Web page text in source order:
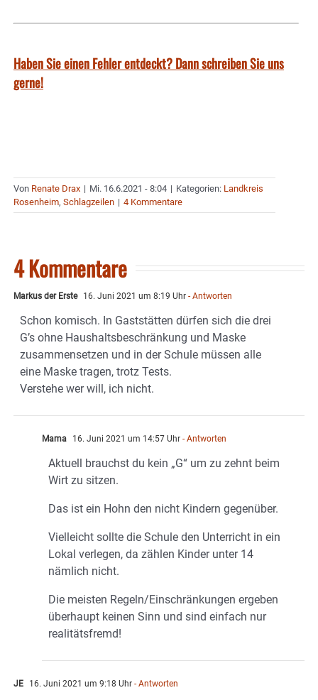
Haben Sie einen Fehler entdeckt? Dann schreiben Sie uns
gerne!
Von Renate Drax | Mi. 16.6.2021 - 8:04 | Kategorien: Landkreis
Rosenheim, Schlagzeilen | 4 Kommentare
4 Kommentare
Markus der Erste 16. Juni 2021 um 8:19 Uhr - Antworten
Schon komisch. In Gaststätten dürfen sich die drei
G’s ohne Haushaltsbeschränkung und Maske
zusammensetzen und in der Schule müssen alle
eine Maske tragen, trotz Tests.
Verstehe wer will, ich nicht.
Mama 16. Juni 2021 um 14:57 Uhr - Antworten
Aktuell brauchst du kein „G“ um zu zehnt beim
Wirt zu sitzen.
Das ist ein Hohn den nicht Kindern gegenüber.
Vielleicht sollte die Schule den Unterricht in ein
Lokal verlegen, da zählen Kinder unter 14
nämlich nicht.
Die meisten Regeln/Einschränkungen ergeben
überhaupt keinen Sinn und sind einfach nur
realitätsfremd!
JE 16. Juni 2021 um 9:18 Uhr - Antworten